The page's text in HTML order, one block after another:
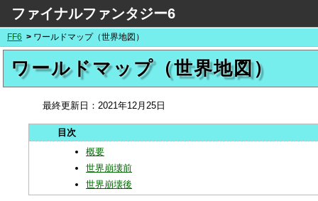
ファイナルファンタジー6
FF6 ワールドマップ（世界地図）
ワールドマップ（世界地図）
最終更新日： 2021年12月25日
概要
世界崩壊前
世界崩壊後